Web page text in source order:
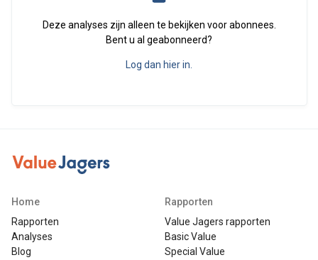
Deze analyses zijn alleen te bekijken voor abonnees.
Bent u al geabonneerd?
Log dan hier in.
Home
Rapporten
Analyses
Blog
Rapporten
Value Jagers rapporten
Basic Value
Special Value